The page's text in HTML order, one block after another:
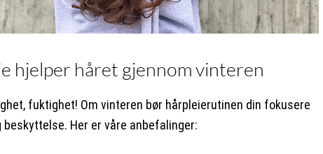
hjelper håret gjennom vinteren
fuktighet! Om vinteren bør hårpleierutinen din fokusere
Her er våre anbefalinger: